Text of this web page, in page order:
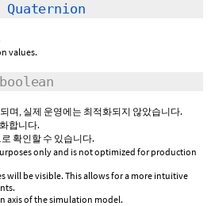
Quaternion
values.
며, 실제 운영에는 최적화되지 않았습니다.
합니다.
확인할 수 있습니다.
only and is not optimized for production
will be visible. This allows for a more intuitive
axis of the simulation model.